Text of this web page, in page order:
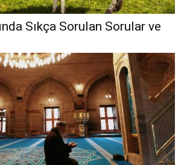
Sıkça Sorulan Sorular ve